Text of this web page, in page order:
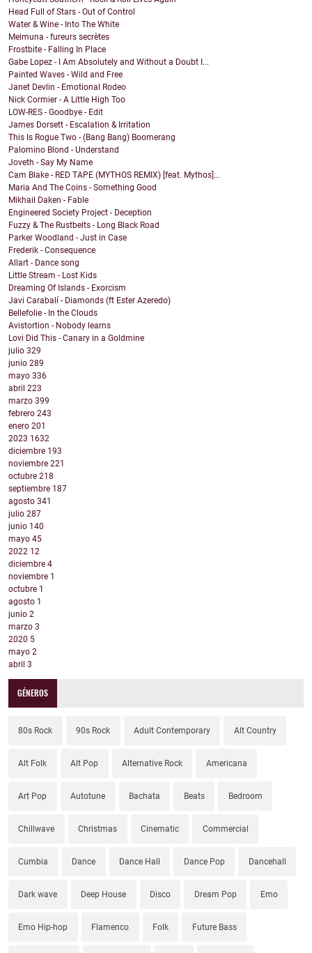
Head Full of Stars - Out of Control
Water & Wine - Into The White
Meimuna - fureurs secrètes
Frostbite - Falling In Place
Gabe Lopez - I Am Absolutely and Without a Doubt I...
Painted Waves - Wild and Free
Janet Devlin - Emotional Rodeo
Nick Cormier - A Little High Too
LOW-RES - Goodbye - Edit
James Dorsett - Escalation & Irritation
This Is Rogue Two - (Bang Bang) Boomerang
Palomino Blond - Understand
Joveth - Say My Name
Cam Blake - RED TAPE (MYTHOS REMIX) [feat. Mythos]...
Maria And The Coins - Something Good
Mikhail Daken - Fable
Engineered Society Project - Deception
Fuzzy & The Rustbelts - Long Black Road
Parker Woodland - Just in Case
Frederik - Consequence
Allart - Dance song
Little Stream - Lost Kids
Dreaming Of Islands - Exorcism
Javi Carabalí - Diamonds (ft Ester Azeredo)
Bellefolie - In the Clouds
Avistortion - Nobody learns
Lovi Did This - Canary in a Goldmine
julio 329
junio 289
mayo 336
abril 223
marzo 399
febrero 243
enero 201
2023 1632
diciembre 193
noviembre 221
octubre 218
septiembre 187
agosto 341
julio 287
junio 140
mayo 45
2022 12
diciembre 4
noviembre 1
octubre 1
agosto 1
junio 2
marzo 3
2020 5
mayo 2
abril 3
GÉNEROS
80s Rock 90s Rock Adult Contemporary Alt Country
Alt Folk Alt Pop Alternative Rock Americana
Art Pop Autotune Bachata Beats Bedroom
Chillwave Christmas Cinematic Commercial
Cumbia Dance Dance Hall Dance Pop Dancehall
Dark wave Deep House Disco Dream Pop Emo
Emo Hip-hop Flamenco Folk Future Bass